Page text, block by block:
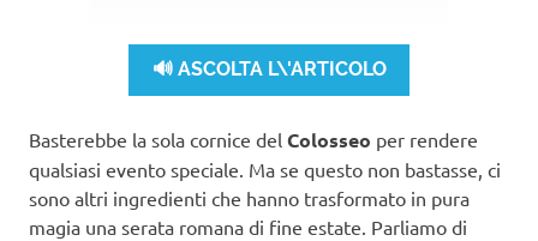
🔊 ASCOLTA L\'ARTICOLO
Basterebbe la sola cornice del Colosseo per rendere
qualsiasi evento speciale. Ma se questo non bastasse, ci
sono altri ingredienti che hanno trasformato in pura
magia una serata romana di fine estate. Parliamo di